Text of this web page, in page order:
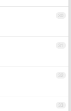
30
31
32
33